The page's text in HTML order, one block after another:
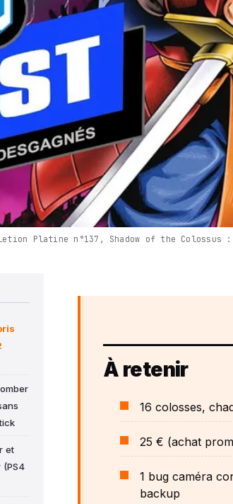
Platine n°137, Shadow of the Colossus
et
(PS4
À retenir
16 colosses,
25 € (achat
1 bug caméra
backup